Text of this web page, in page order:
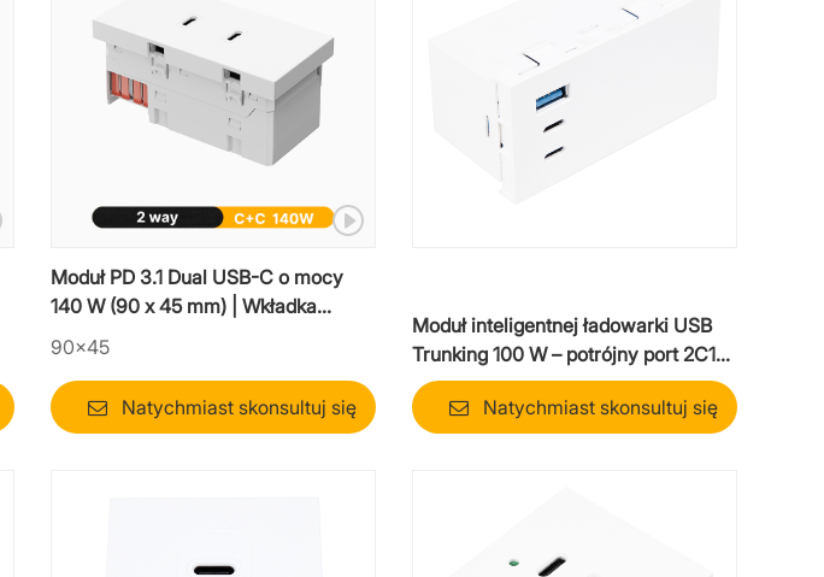
Moduł PD 3.1 Dual USB-C o mocy
140 W (90 x 45 mm) | Wkładka
dwudrożna o ultrawysokiej mocy
90×45
Natychmiast skonsultuj się
Moduł inteligentnej ładowarki USB
Trunking 100 W – potrójny port 2C1A
z inteligentnym przydziałem mocy
Natychmiast skonsultuj się